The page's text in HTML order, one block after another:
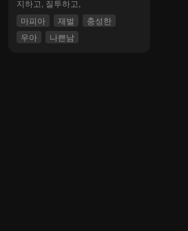
지하고, 질투하고,
마피아
재벌
충성한
우아
나쁜남